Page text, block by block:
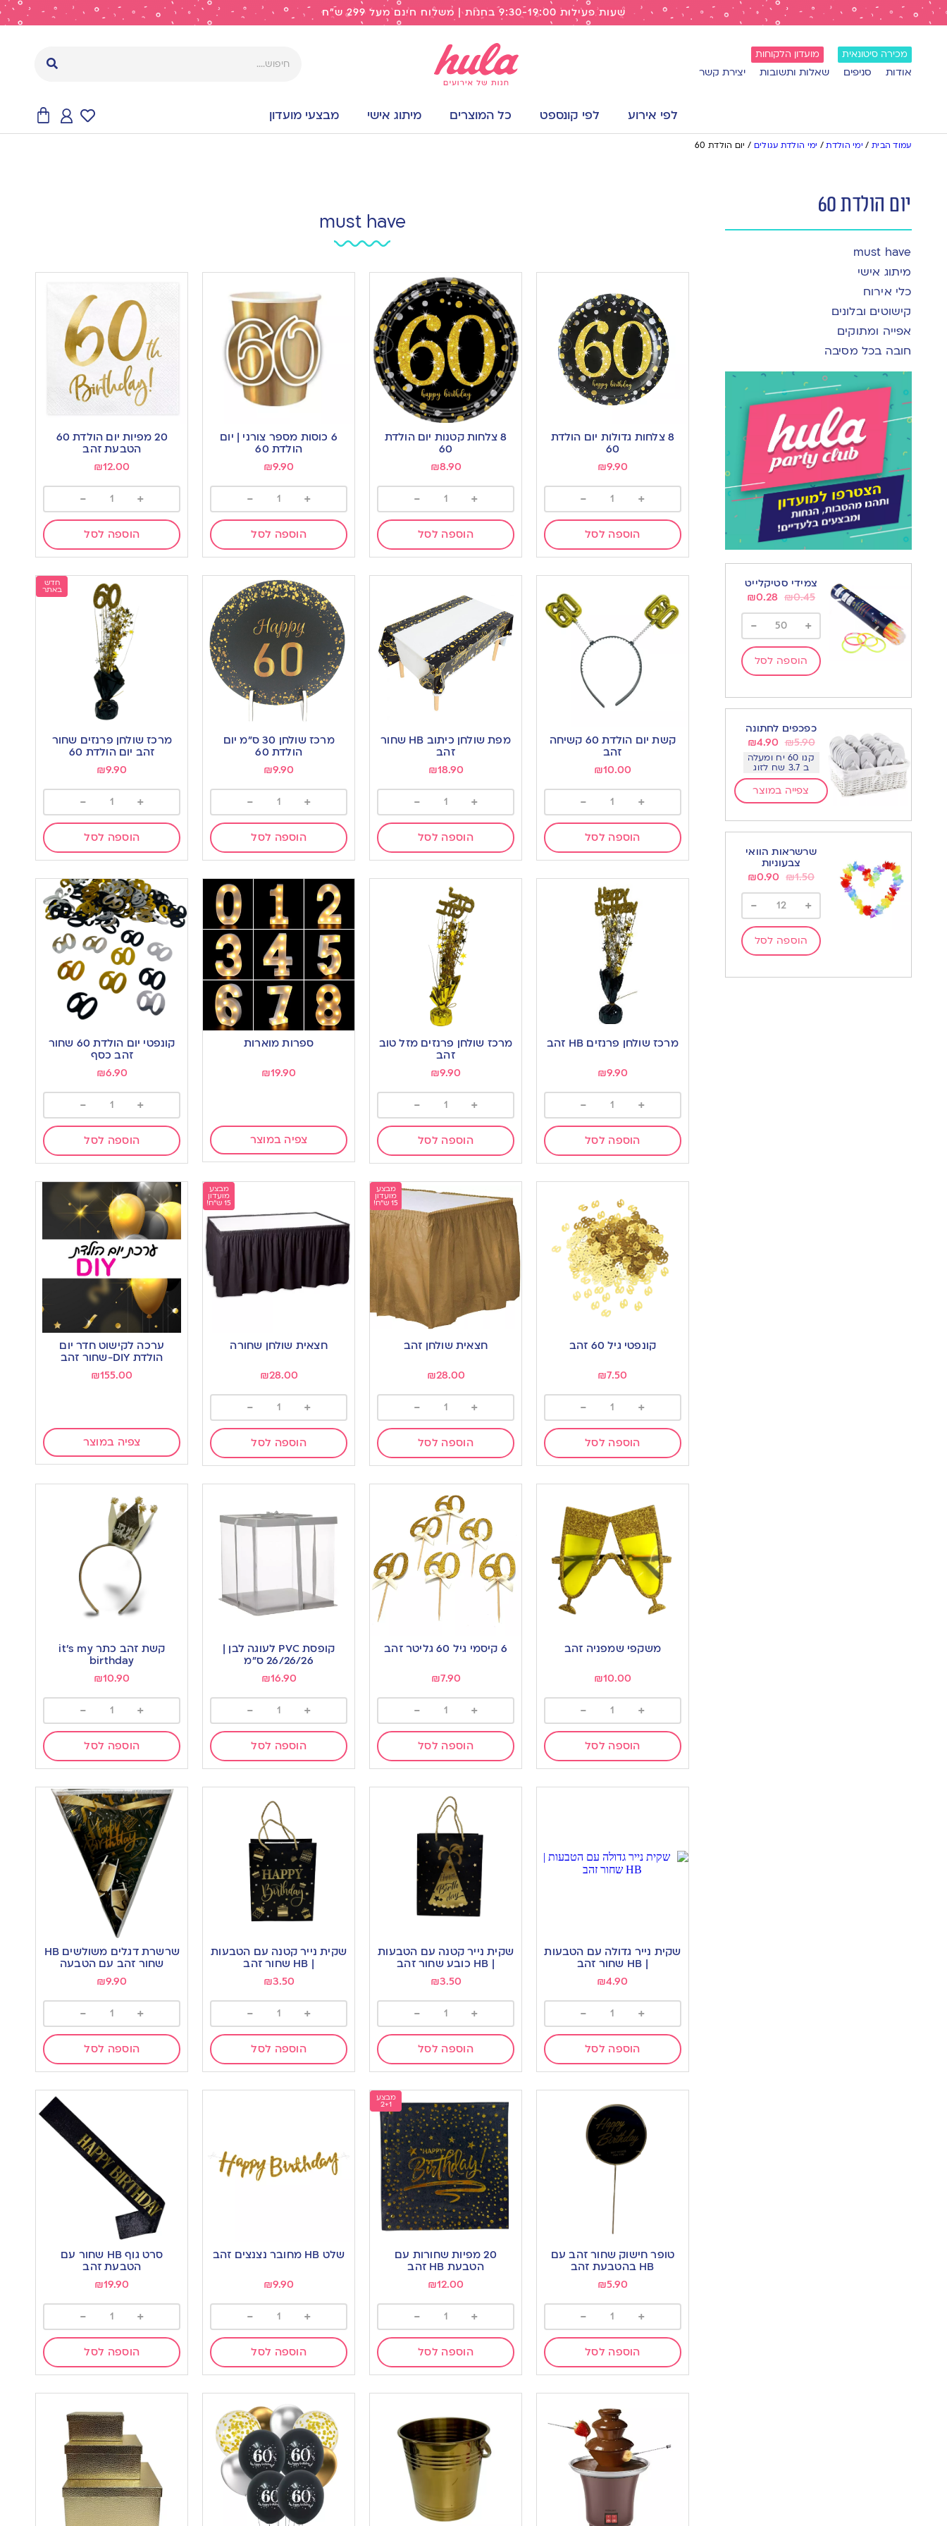
שעות פעילות 9:30-19:00 בחנות | משלוח חינם מעל 299 ש"ח
מכירה סיטונאית מועדון הלקוחות
אודות סניפים שאלות ותשובות יצירת קשר
לפי אירוע לפי קונספט כל המוצרים מיתוג אישי מבצעי מועדון
עמוד הבית / ימי הולדת/ ימי הולדת עגולים / יום הולדת 60
יום הולדת 60
must have
מיתוג אישי
כלי אירוח
קישוטים ובלונים
אפייה ומתוקים
חובה בכל מסיבה
צמידי סטיקלייט
₪0.45
₪0.28
+
-
הוספה לסל
כפכפים לחתונה
₪5.90
₪4.90
קנו 60 יח ומעלה
ב 3.7 שח לזוג
צפייה במוצר
שרשראות הוואי
צבעוניות
₪1.50
₪0.90
+
-
הוספה לסל
must have
8 צלחות גדולות יום הולדת
60
₪9.90
+
-
הוספה לסל
8 צלחות קטנות יום הולדת
60
₪8.90
+
-
הוספה לסל
6 כוסות מספר צורני | יום
הולדת 60
₪9.90
+
-
הוספה לסל
20 מפיות יום הולדת 60
הטבעת זהב
₪12.00
+
-
הוספה לסל
קשת יום הולדת 60 קשיחה
זהב
₪10.00
+
-
הוספה לסל
מפת שולחן כיתוב HB שחור
זהב
₪18.90
+
-
הוספה לסל
מרכז שולחן 30 ס”מ יום
הולדת 60
₪9.90
+
-
הוספה לסל
חדש
באתר
מרכז שולחן פרנזים שחור
זהב יום הולדת 60
₪9.90
+
-
הוספה לסל
מרכז שולחן פרנזים HB זהב
₪9.90
+
-
הוספה לסל
מרכז שולחן פרנזים מזל טוב
זהב
₪9.90
+
-
הוספה לסל
ספרות מוארות
₪19.90
צפיה במוצר
קונפטי יום הולדת 60 שחור
זהב כסף
₪6.90
+
-
הוספה לסל
קונפטי גיל 60 זהב
₪7.50
+
-
הוספה לסל
מבצע
מועדון
15 ש"ח!
חצאית שולחן זהב
₪28.00
+
-
הוספה לסל
מבצע
מועדון
15 ש"ח!
חצאית שולחן שחורה
₪28.00
+
-
הוספה לסל
ערכה לקישוט חדר יום
הולדת DIY-שחור זהב
₪155.00
צפיה במוצר
משקפי שמפניה זהב
₪10.00
+
-
הוספה לסל
6 קיסמי גיל 60 גליטר זהב
₪7.90
+
-
הוספה לסל
קופסת PVC לעוגה לבן |
26/26/26 ס”מ
₪16.90
+
-
הוספה לסל
קשת זהב כתר it’s my
birthday
₪10.90
+
-
הוספה לסל
שקית נייר גדולה עם הטבעות
| HB שחור זהב
₪4.90
+
-
הוספה לסל
שקית נייר קטנה עם הטבעות
| HB כובע שחור זהב
₪3.50
+
-
הוספה לסל
שקית נייר קטנה עם הטבעות
| HB שחור זהב
₪3.50
+
-
הוספה לסל
שרשרת דגלים משולשים HB
שחור זהב עם הטבעה
₪9.90
+
-
הוספה לסל
טופר חישוק שחור זהב עם
HB בהטבעת זהב
₪5.90
+
-
הוספה לסל
מבצע
2+1
20 מפיות שחורות עם
הטבעת HB זהב
₪12.00
+
-
הוספה לסל
שלט HB מחובר נצנצים זהב
₪9.90
+
-
הוספה לסל
סרט גוף HB שחור עם
הטבעת זהב
₪19.90
+
-
הוספה לסל